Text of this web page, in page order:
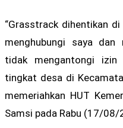
“Grasstrack dihentikan
menghubungi saya
tidak mengantongi
tingkat desa di
memeriahkan HUT
Samsi pada Rabu (17/08/